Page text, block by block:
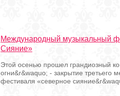
Международный музыкальный
Сияние»
Этой осенью прошел грандиозный
огни&r&waquo; - закрытие третьего
фестиваля «северное